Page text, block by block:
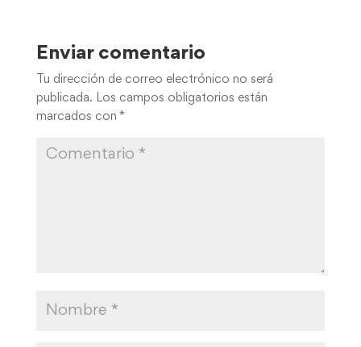
Enviar comentario
Tu dirección de correo electrónico no será
publicada. Los campos obligatorios están
marcados con *